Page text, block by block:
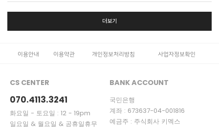
더보기
이용안내 이용약관 개인정보처리방침 사업자정보확인
CS CENTER
070.4113.3241
화요일 - 토요일 : 12 - 19pm
일요일 & 월요일 & 공휴일휴무
BANK ACCOUNT
국민은행
계좌 : 673637-04-001816
예금주 : 주식회사 키멕스